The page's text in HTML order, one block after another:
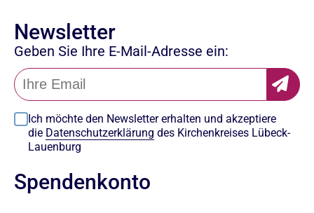
Newsletter
Geben Sie Ihre E-Mail-Adresse ein:
Ich möchte den Newsletter erhalten und akzeptiere
die Datenschutzerklärung des Kirchenkreises Lübeck-
Lauenburg
Spendenkonto